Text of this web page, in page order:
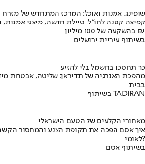
שופינג, אמנות ואוכל: המרכז המתחדש של מזרח
קפיצה קטנה לחו"ל: טיילת חדשה, מיצגי אמנות,
בהשקעה של 100 מיליון ₪
בשיתוף עיריית ירושלים
כך תחסכו בחשמל בלי להזיע
מהפכת האנרגיה של תדיראן: שליטה, אבטחת
בבית
בשיתוף TADIRAN
מאחורי הקלעים של הטעם הישראלי
לאומי?
בשיתוף אסם